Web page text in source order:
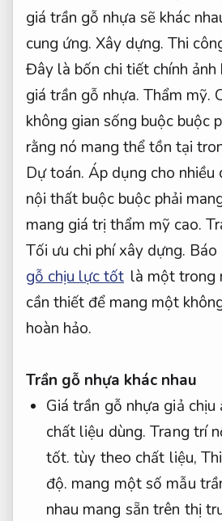
giá trần gỗ nhựa sẽ khác
cung ứng. Xây dựng. Thi
Đây là bốn chi tiết chính ảnh
giá trần gỗ nhựa. Thẩm mỹ.
không gian sống buộc buộc
rằng nó mang thể tồn tại
Dự toán. Áp dụng cho nhiều
nội thất buộc buộc phải
mang giá trị thẩm mỹ cao.
Tối ưu chi phí xây dựng. Báo
gỗ chịu lực tốt là một trong
cần thiết để mang một
hoàn hảo.
Trần gỗ nhựa khác nhau
Giá trần gỗ nhựa giả chịu
chất liệu dùng.Trang trí
tốt. tùy theo chất liệu,
độ. mang một số mẫu
nhau mang sẵn trên thị